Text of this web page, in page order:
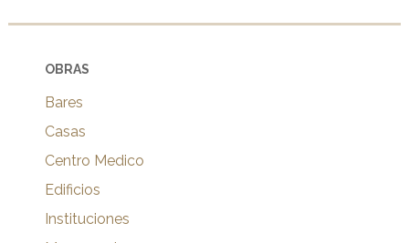
OBRAS
Bares
Casas
Centro Medico
Edificios
Instituciones